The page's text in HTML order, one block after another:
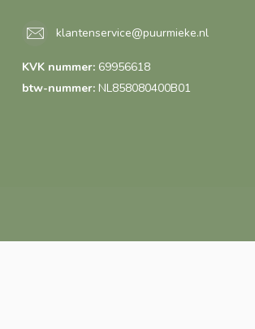
klantenservice@puurmieke.nl
KVK nummer: 69956618
btw-nummer: NL858080400B01